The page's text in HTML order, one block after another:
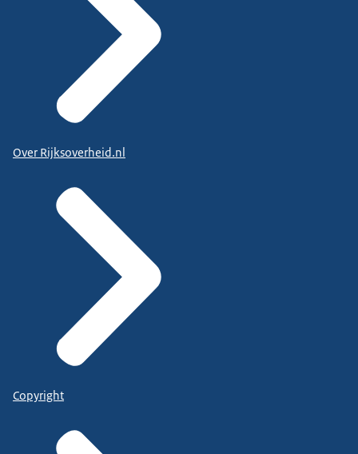
Over Rijksoverheid.nl
Copyright